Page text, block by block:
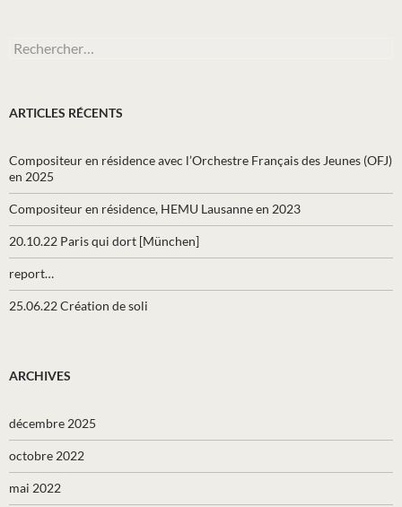
Rechercher :
ARTICLES RÉCENTS
Compositeur en résidence avec l’Orchestre Français des Jeunes (OFJ)
en 2025
Compositeur en résidence, HEMU Lausanne en 2023
20.10.22 Paris qui dort [München]
report…
25.06.22 Création de soli
ARCHIVES
décembre 2025
octobre 2022
mai 2022